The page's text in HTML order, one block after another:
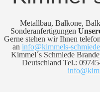
Metallbau, Balkone,
Sonderanfertigungen
Gerne stehen wir Ihnen
an info@kimmels-
Kimmel´s Schmiede
Deutschland Tel.: